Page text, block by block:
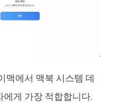
맥에서 맥북 시스템 데
에게 가장 적합합니다.